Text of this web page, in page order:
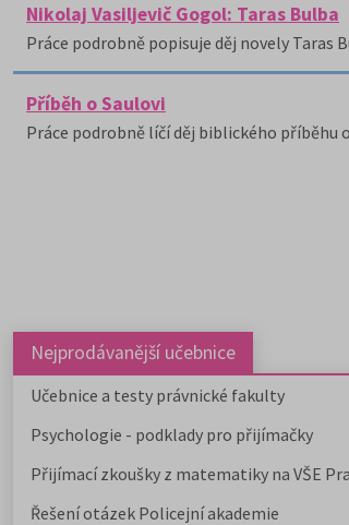
Nikolaj Vasiljevič Gogol: Taras Bulba
Práce podrobně popisuje děj novely Taras
Příběh o Saulovi
Práce podrobně líčí děj biblického příběhu
Nejprodávanější učebnice
Učebnice a testy právnické fakulty
Psychologie - podklady pro přijímačky
Přijímací zkoušky z matematiky na VŠE
Řešení otázek Policejní akademie